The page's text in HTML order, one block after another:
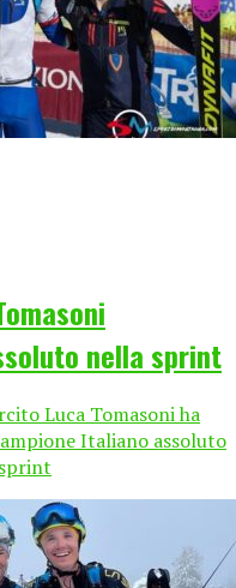
nella sprint
Luca Tomasoni ha
Italiano assoluto